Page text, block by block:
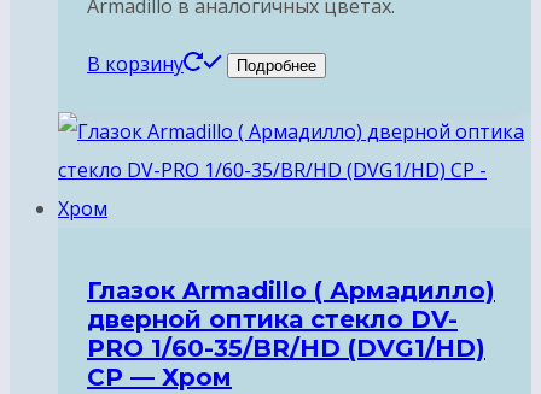
Armadillo в аналогичных цветах.
В корзину Подробнее
Глазок Armadillo ( Армадилло)
дверной оптика стекло DV-
PRO 1/60-35/BR/HD (DVG1/HD)
CP — Хром